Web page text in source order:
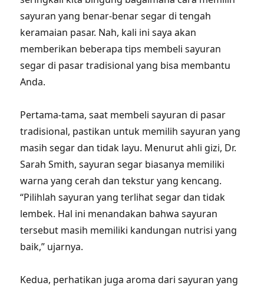
sayuran yang benar-benar segar di tengah
keramaian pasar. Nah, kali ini saya akan
memberikan beberapa tips membeli sayuran
segar di pasar tradisional yang bisa membantu
Anda.
Pertama-tama, saat membeli sayuran di pasar
tradisional, pastikan untuk memilih sayuran yang
masih segar dan tidak layu. Menurut ahli gizi, Dr.
Sarah Smith, sayuran segar biasanya memiliki
warna yang cerah dan tekstur yang kencang.
“Pilihlah sayuran yang terlihat segar dan tidak
lembek. Hal ini menandakan bahwa sayuran
tersebut masih memiliki kandungan nutrisi yang
baik,” ujarnya.
Kedua, perhatikan juga aroma dari sayuran yang